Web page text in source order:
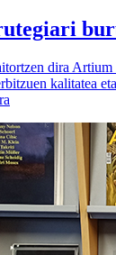
dira
kalitatea